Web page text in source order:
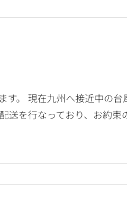
。 現在九州へ接近中の
送を行なっており、お約